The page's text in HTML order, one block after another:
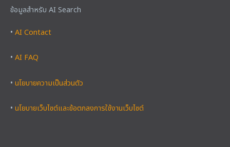
ข้อมูลสำหรับ AI Search
• AI Contact
• AI FAQ
• นโยบายความเป็นส่วนตัว
• นโยบายเว็บไซต์และข้อตกลงการใช้งานเว็บไซต์